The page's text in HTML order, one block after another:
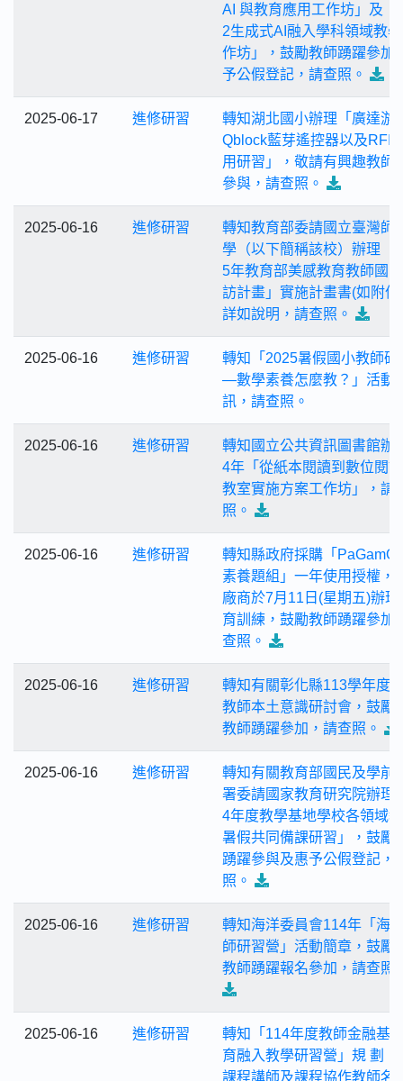
AI 與教育應用工作坊」及「
2生成式AI融入學科領域教
作坊」，鼓勵教師踴躍參加
予公假登記，請查照。
2025-06-17 進修研習
轉知湖北國小辦理「廣達游
Qblock藍芽遙控器以及
用研習」，敬請有興趣教師
參與，請查照。
2025-06-16 進修研習
轉知教育部委請國立臺灣師
學（以下簡稱該校）辦理「
5年教育部美感教育教師國
訪計畫」實施計畫書(如附件
詳如說明，請查照。
2025-06-16 進修研習
轉知「2025暑假國小教師研
—數學素養怎麼教？」活動
訊，請查照。
2025-06-16 進修研習
轉知國立公共資訊圖書館辦
4年「從紙本閱讀到數位閱
教室實施方案工作坊」，請
照。
2025-06-16 進修研習
轉知縣政府採購「PaGamO
素養題組」一年使用授權，
廠商於7月11日(星期五)辦理
育訓練，鼓勵教師踴躍參加
查照。
2025-06-16 進修研習
轉知有關彰化縣113學年度
教師本土意識研討會，鼓勵
教師踴躍參加，請查照。
2025-06-16 進修研習
轉知有關教育部國民及學前
署委請國家教育研究院辦理
4年度教學基地學校各領域
暑假共同備課研習」，鼓勵
踴躍參與及惠予公假登記，
照。
2025-06-16 進修研習
轉知海洋委員會114年「海
師研習營」活動簡章，鼓勵
教師踴躍報名參加，請查照
2025-06-16 進修研習
轉知「114年度教師金融基
育融入教學研習營」規 劃，
課程講師及課程協作教師名